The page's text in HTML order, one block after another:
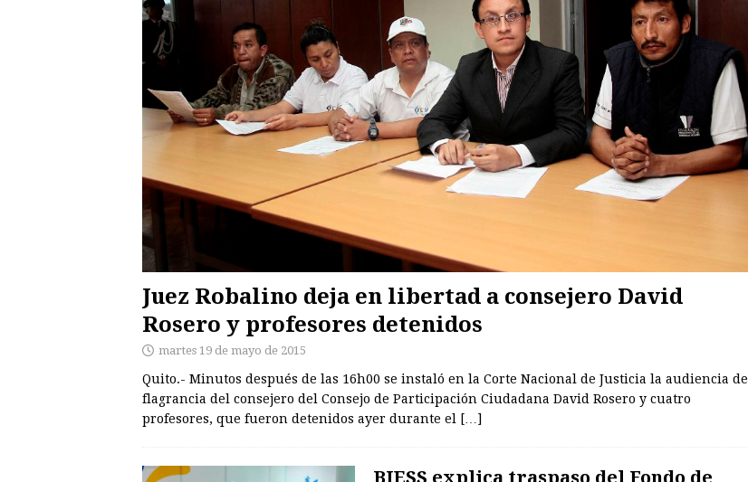
Juez Robalino deja en libertad a consejero David
Rosero y profesores detenidos
martes 19 de mayo de 2015
Quito.- Minutos después de las 16h00 se instaló en la Corte Nacional de Justicia la audiencia de
flagrancia del consejero del Consejo de Participación Ciudadana David Rosero y cuatro
profesores, que fueron detenidos ayer durante el
[…]
BIESS explica traspaso del Fondo de